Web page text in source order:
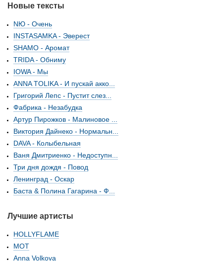
Новые тексты
NЮ - Очень
INSTASAMKA - Эверест
SHAMO - Аромат
TRIDA - Обниму
IOWA - Мы
ANNA TOLIKA - И пускай акко...
Григорий Лепс - Пустит слез...
Фабрика - Незабудка
Артур Пирожков - Малиновое ...
Виктория Дайнеко - Нормальн...
DAVA - Колыбельная
Ваня Дмитриенко - Недоступн...
Три дня дождя - Повод
Ленинград - Оскар
Баста & Полина Гагарина - Ф...
Лучшие артисты
HOLLYFLAME
МОТ
Anna Volkova